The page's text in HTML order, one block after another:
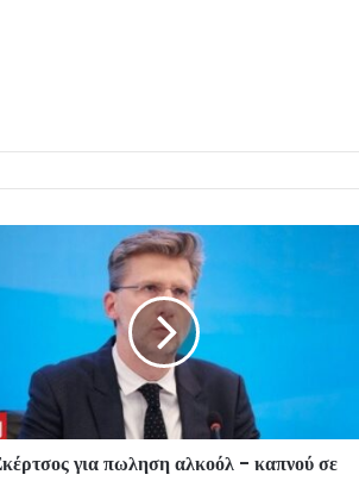
για πωληση αλκοόλ - καπνού σε